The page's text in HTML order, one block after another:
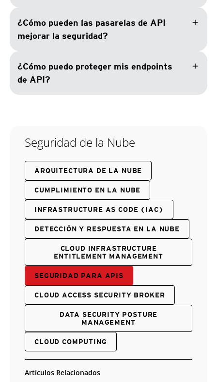
¿Cómo pueden las pasarelas de API
mejorar la seguridad?
add
¿Cómo puedo proteger mis endpoints
de API?
add
Seguridad de la Nube
ARQUITECTURA DE LA NUBE
CUMPLIMIENTO EN LA NUBE
INFRASTRUCTURE AS CODE (IAC)
DETECCIÓN Y RESPUESTA EN LA NUBE
CLOUD INFRASTRUCTURE
ENTITLEMENT MANAGEMENT
SEGURIDAD PARA APIS
CLOUD ACCESS SECURITY BROKER
DATA SECURITY POSTURE
MANAGEMENT
CLOUD COMPUTING
Artículos Relacionados